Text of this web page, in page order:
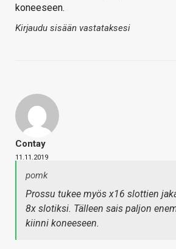
koneeseen.
Kirjaudu sisään vastataksesi
Contay
11.11.2019
pomk
Prossu tukee myös x16 slottien
8x slotiksi. Tälleen sais paljon
kiinni koneeseen.